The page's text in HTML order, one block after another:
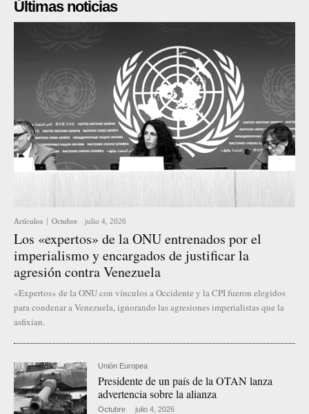
Últimas noticias
Artículos Octubre - julio 4, 2026
Los «expertos» de la ONU entrenados por el
imperialismo y encargados de justificar la
agresión contra Venezuela
«Expertos» de la ONU con vínculos a Occidente y la CPI fueron elegidos
para condenar a Venezuela, ignorando las agresiones imperialistas que la
asfixian.
Unión Europea
Presidente de un país de la OTAN lanza
advertencia sobre la alianza
Octubre - julio 4, 2026